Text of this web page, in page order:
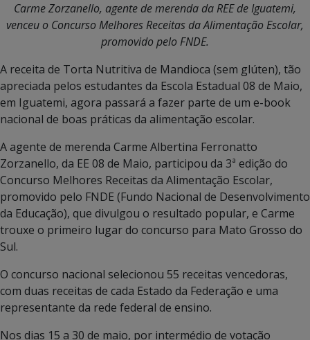
Carme Zorzanello, agente de merenda da REE de Iguatemi,
venceu o Concurso Melhores Receitas da Alimentação Escolar,
promovido pelo FNDE.
A receita de Torta Nutritiva de Mandioca (sem glúten), tão
apreciada pelos estudantes da Escola Estadual 08 de Maio,
em Iguatemi, agora passará a fazer parte de um e-book
nacional de boas práticas da alimentação escolar.
A agente de merenda Carme Albertina Ferronatto
Zorzanello, da EE 08 de Maio, participou da 3ª edição do
Concurso Melhores Receitas da Alimentação Escolar,
promovido pelo FNDE (Fundo Nacional de Desenvolvimento
da Educação), que divulgou o resultado popular, e Carme
trouxe o primeiro lugar do concurso para Mato Grosso do
Sul.
O concurso nacional selecionou 55 receitas vencedoras,
com duas receitas de cada Estado da Federação e uma
representante da rede federal de ensino.
Nos dias 15 a 30 de maio, por intermédio de votação